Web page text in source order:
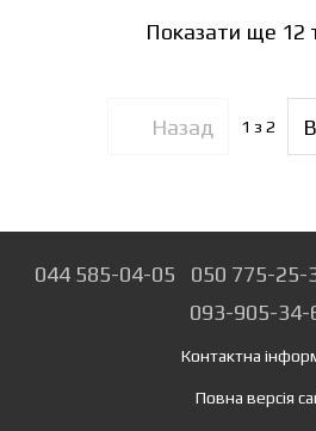
Показати ще 12
Назад 1 з 2
044 585-04-05 050 775-25-
093-905-34-
Контактна
Повна версія